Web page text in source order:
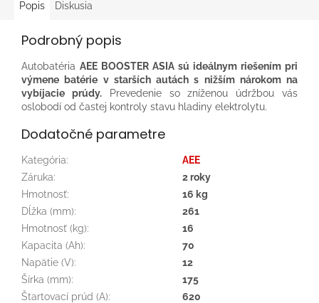
Popis Diskusia
Podrobný popis
Autobatéria AEE BOOSTER ASIA sú ideálnym riešením pri
výmene batérie v starších autách s nižším nárokom na
vybíjacie prúdy.Prevedenie so zníženou údržbou vás
oslobodí od častej kontroly stavu hladiny elektrolytu.
Dodatočné parametre
Kategória:
AEE
Záruka:
2 roky
Hmotnosť:
16 kg
Dĺžka (mm):
261
Hmotnosť (kg):
16
Kapacita (Ah):
70
Napätie (V):
12
Šírka (mm):
175
Štartovací prúd (A):
620